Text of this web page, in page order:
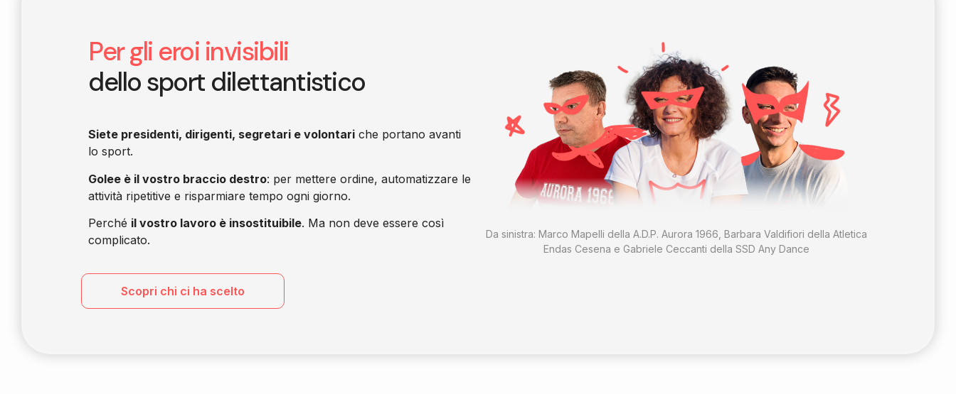
Per gli eroi invisibili
dello sport dilettantistico
Siete presidenti, dirigenti, segretari e volontari che portano avanti
lo sport.
Golee è il vostro braccio destro: per mettere ordine, automatizzare le
attività ripetitive e risparmiare tempo ogni giorno.
Perché il vostro lavoro è insostituibile. Ma non deve essere così
complicato.
Da sinistra: Marco Mapelli della A.D.P. Aurora 1966, Barbara Valdifiori della Atletica
Endas Cesena e Gabriele Ceccanti della SSD Any Dance
Scopri chi ci ha scelto